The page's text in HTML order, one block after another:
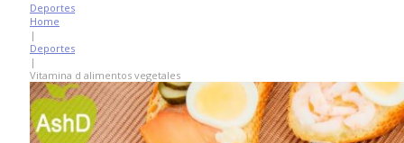
Deportes
Home
|
Deportes
|
Vitamina d alimentos vegetales